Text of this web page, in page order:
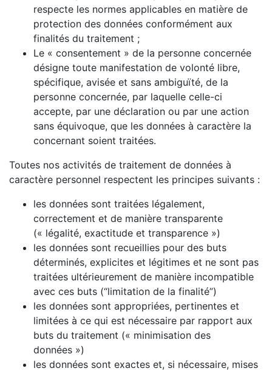
respecte les normes applicables en matière de
protection des données conformément aux
finalités du traitement ;
Le « consentement » de la personne concernée
désigne toute manifestation de volonté libre,
spécifique, avisée et sans ambiguïté, de la
personne concernée, par laquelle celle-ci
accepte, par une déclaration ou par une action
sans équivoque, que les données à caractère la
concernant soient traitées.
Toutes nos activités de traitement de données à
caractère personnel respectent les principes suivants :
les données sont traitées légalement,
correctement et de manière transparente
(« légalité, exactitude et transparence »)
les données sont recueillies pour des buts
déterminés, explicites et légitimes et ne sont pas
traitées ultérieurement de manière incompatible
avec ces buts (“limitation de la finalité”)
les données sont appropriées, pertinentes et
limitées à ce qui est nécessaire par rapport aux
buts du traitement (« minimisation des
données »)
les données sont exactes et, si nécessaire, mises